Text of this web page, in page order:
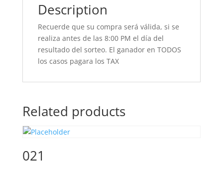
Description
Recuerde que su compra será válida, si se
realiza antes de las 8:00 PM el día del
resultado del sorteo. El ganador en TODOS
los casos pagara los TAX
Related products
021